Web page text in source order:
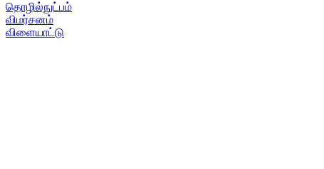
தொழில்நுட்பம்
விமர்சனம்
விளையாட்டு